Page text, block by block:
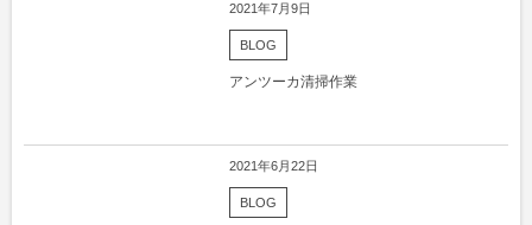
2021年7月9日
BLOG
アンツーカ清掃作業
2021年6月22日
BLOG